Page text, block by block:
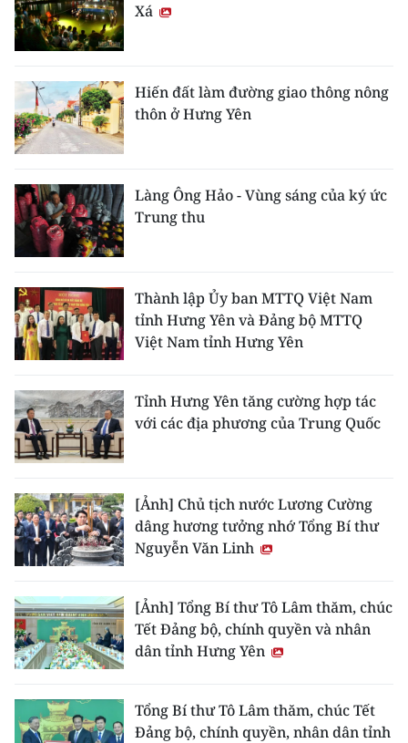
KIỂM CHỨNG THÔNG TIN
54 DÂN TỘC VIỆT NAM
CHƯƠNG TRÌNH OCOP - MỖI XÃ
MỘT SẢN PHẨM
RADIO
MEDIA CENTER
E-Magazine
Video
Media Chính trị
Media Kinh tế
Media Xã hội
Media Pháp luật
Media Du lịch
Media Thế giới
Media Giáo dục
Xá
Hiến đất làm đường giao thông nông
thôn ở Hưng Yên
Làng Ông Hảo - Vùng sáng của ký ức
Trung thu
Thành lập Ủy ban MTTQ Việt Nam
tỉnh Hưng Yên và Đảng bộ MTTQ
Việt Nam tỉnh Hưng Yên
Tỉnh Hưng Yên tăng cường hợp tác
với các địa phương của Trung Quốc
[Ảnh] Chủ tịch nước Lương Cường
dâng hương tưởng nhớ Tổng Bí thư
Nguyễn Văn Linh
[Ảnh] Tổng Bí thư Tô Lâm thăm, chúc
Tết Đảng bộ, chính quyền và nhân
dân tỉnh Hưng Yên
Tổng Bí thư Tô Lâm thăm, chúc Tết
Đảng bộ, chính quyền, nhân dân tỉnh